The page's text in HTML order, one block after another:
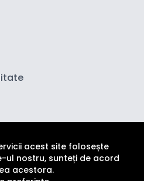
acest site folosește
ul nostru, sunteți de acord
acestora.